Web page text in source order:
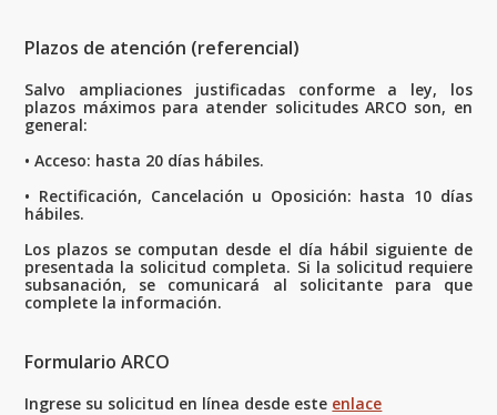
Plazos de atención (referencial)
Salvo ampliaciones justificadas conforme a ley, los
plazos máximos para atender solicitudes ARCO son, en
general:
• Acceso: hasta 20 días hábiles.
• Rectificación, Cancelación u Oposición: hasta 10 días
hábiles.
Los plazos se computan desde el día hábil siguiente de
presentada la solicitud completa. Si la solicitud requiere
subsanación, se comunicará al solicitante para que
complete la información.
Formulario ARCO
Ingrese su solicitud en línea desde este enlace